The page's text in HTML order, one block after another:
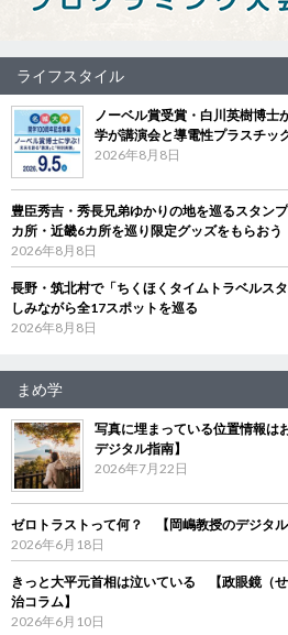
ライフスタイル
ノーベル賞受賞・白川英樹博
学が講演会と導電性プラスチッ
2026年8月8日
豊臣秀吉・秀長兄弟ゆかりの地を巡るスタン
カ所・近畿6カ所を巡り限定グッズをもらおう
2026年8月8日
長野・筑北村で「ちくほくタイムトラベルス
しみながら全17スポットを巡る
2026年8月8日
まめ学
写真に埋まっている位置情報
デジタル指南】
2026年7月22日
ゼロトラストって何？ 【岡嶋教授のデジタル
2026年6月18日
きっと大平元首相は泣いている 【政眼鏡（
治コラム】
2026年6月10日